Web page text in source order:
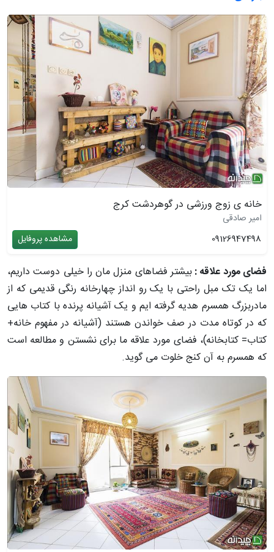
خانه ی زوج ورزشی در گوهردشت کرج
امیر صادقی
09126947498
مشاهده پروفایل
فضای مورد علاقه :بیشتر فضاهای منزل مان را خیلی دوست داریم،
اما یک تک مبل راحتی با یک رو انداز چهارخانه رنگی قدیمی که از
مادربزرگ همسرم هدیه گرفته ایم و یک آشیانه پرنده با کتاب هایی
که در کوتاه مدت در صف خواندن هستند (آشیانه در مفهوم خانه+
کتاب= کتابخانه)، فضای مورد علاقه ما برای نشستن و مطالعه است
که همسرم به آن کنج خلوت می گوید.